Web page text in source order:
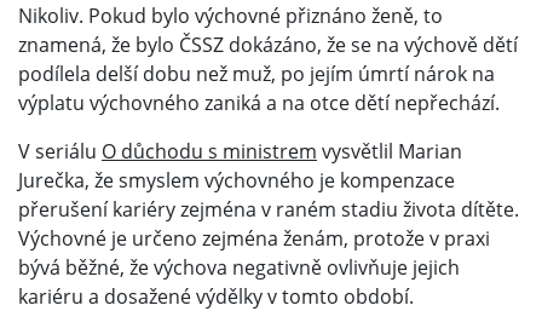
Nikoliv. Pokud bylo výchovné přiznáno ženě, to
znamená, že bylo ČSSZ dokázáno, že se na výchově dětí
podílela delší dobu než muž, po jejím úmrtí nárok na
výplatu výchovného zaniká a na otce dětí nepřechází.
V seriálu O důchodu s ministrem vysvětlil Marian
Jurečka, že smyslem výchovného je kompenzace
přerušení kariéry zejména v raném stadiu života dítěte.
Výchovné je určeno zejména ženám, protože v praxi
bývá běžné, že výchova negativně ovlivňuje jejich
kariéru a dosažené výdělky v tomto období.